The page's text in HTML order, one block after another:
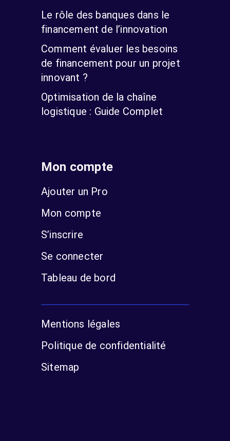
Le rôle des banques dans le
financement de l’innovation
Comment évaluer les besoins
de financement pour un projet
innovant ?
Optimisation de la chaîne
logistique : Guide Complet
Mon compte
Ajouter un Pro
Mon compte
S’inscrire
Se connecter
Tableau de bord
Mentions légales
Politique de confidentialité
Sitemap